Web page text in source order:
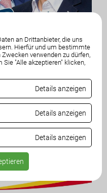
an Drittanbieter, die uns
Hierfür und um bestimmte
verwenden zu dürfen,
"Alle akzeptieren" klicken,
Details anzeigen
Details anzeigen
Details anzeigen